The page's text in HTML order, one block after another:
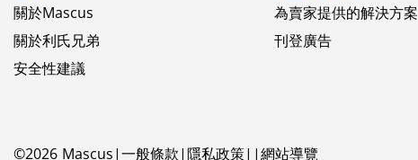
關於Mascus
關於利氏兄弟
安全性建議
為賣家提供的解決方案
刊登廣告
©2026 Mascus 一般條款 隱私政策 網站導覽